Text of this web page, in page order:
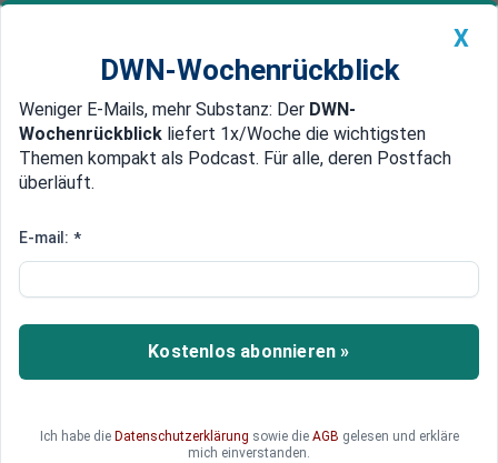
Newsticker MEIN DWN: Geldanlage Premium
Edelmetalle DWN-Magazin China
Deutsche Wirtschaft wappnet
Knapp 40 Prozent der deutschen Unternehmen
befürchten weiterhin einen hohen Schaden durch
den Brexit. Wie groß die Sorgen sind, hängt vor
X
DWN-Wochenrückblick
Weniger E-Mails, mehr Substanz: Der DWN-
Wochenrückblick liefert 1x/Woche die wichtigsten
Themen kompakt als Podcast. Für alle, deren Postfach
überläuft.
E-mail: *
Kostenlos abonnieren »
Ich habe die Datenschutzerklärung sowie die AGB gelesen und erkläre
mich einverstanden.